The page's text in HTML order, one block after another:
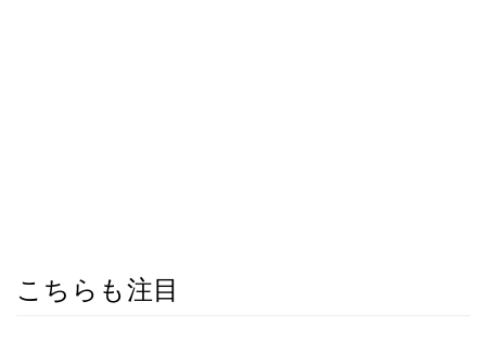
こちらも注目